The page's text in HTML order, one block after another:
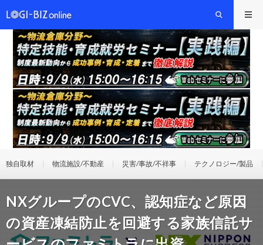
独自取材 物流施設/不動産 災害/事故/不祥事 テクノロジー/製品
NXグループのCVC、認知症など原因
の資産凍結防止を回避する家族信託サ